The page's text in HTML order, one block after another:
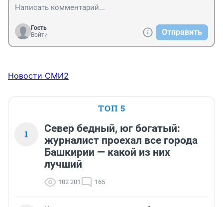
Гость
Войти
Отправить
Новости СМИ2
ТОП 5
1
Север бедный, юг богатый:
журналист проехал все города
Башкирии — какой из них
лучший
102 201 165